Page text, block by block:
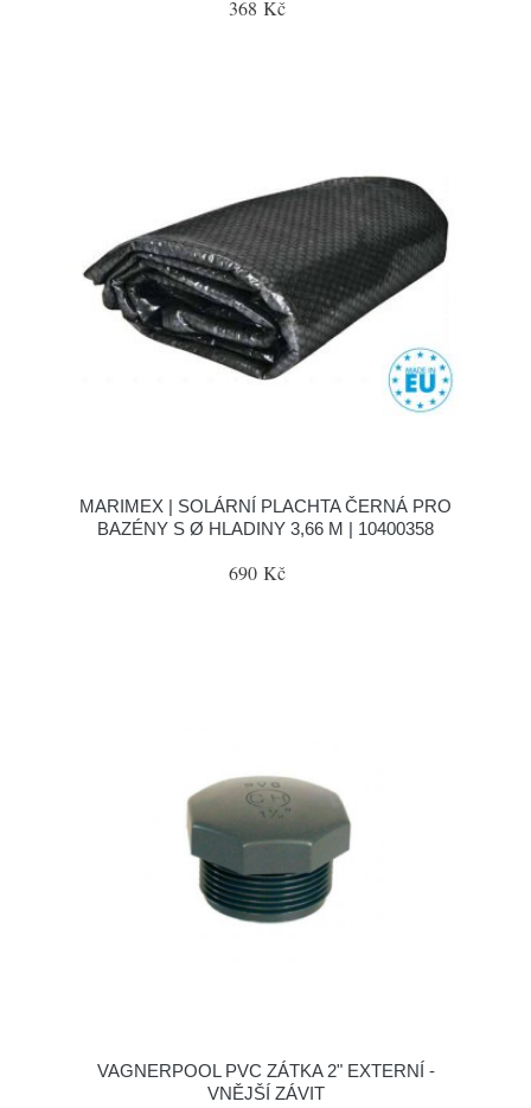
368 Kč
MARIMEX | SOLÁRNÍ PLACHTA ČERNÁ PRO
BAZÉNY S Ø HLADINY 3,66 M | 10400358
690 Kč
VAGNERPOOL PVC ZÁTKA 2" EXTERNÍ -
VNĚJŠÍ ZÁVIT